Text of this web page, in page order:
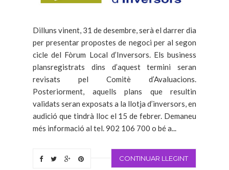
Dilluns vinent, 31 de desembre, serà el darrer dia
per presentar propostes de negoci per al segon
cicle del Fòrum Local d’Inversors. Els business
plansregistrats dins d’aquest termini seran
revisats pel Comitè d’Avaluacions.
Posteriorment, aquells plans que resultin
validats seran exposats a la llotja d’inversors, en
audició que tindrà lloc el 15 de febrer. Demaneu
més informació al tel. 902 106 700 o bé a...
CONTINUAR LLEGINT